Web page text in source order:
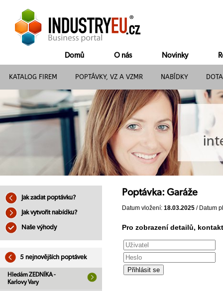
Domů O nás Novinky
KATALOG FIREM POPTÁVKY, VZ A VZMR NABÍDKY
Jak zadat poptávku?
Jak vytvořit nabídku?
Naše výhody
5 nejnovějších poptávek
Hledám ZEDNÍKA -
Karlovy Vary
Poptávka: Garáže
Datum vložení: 18.03.2025 / Datum
Pro zobrazení detailů,